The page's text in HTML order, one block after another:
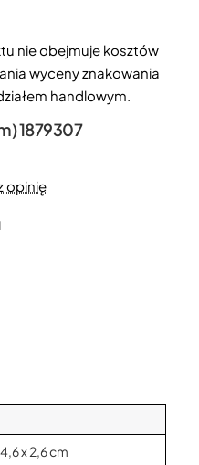
nie obejmuje kosztów
wyceny znakowania
handlowym.
1879307
opinię
4,6 x 2,6 cm